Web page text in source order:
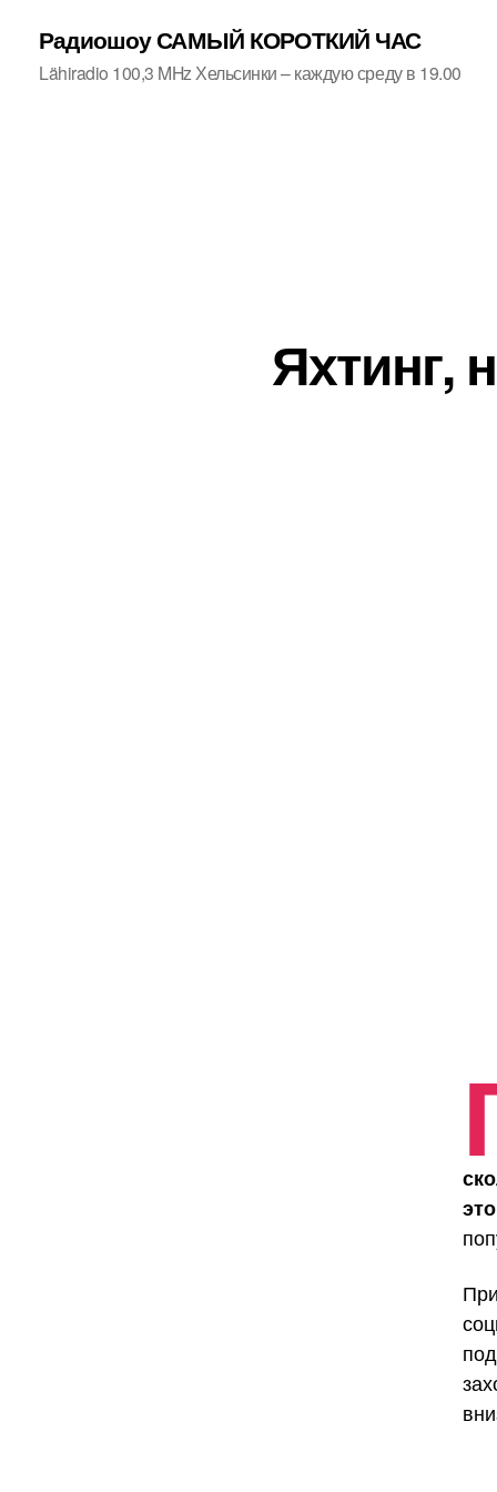
Радиошоу САМЫЙ КОРОТКИЙ ЧАС
Lähiradio 100,3 MHz Хельсинки – каждую среду в 19.00
Яхтинг,